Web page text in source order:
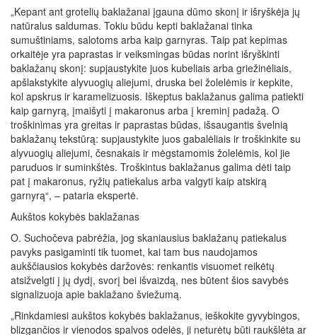
„Kepant ant grotelių baklažanai įgauna dūmo skonį ir išryškėja jų
natūralus saldumas. Tokiu būdu kepti baklažanai tinka
sumuštiniams, salotoms arba kaip garnyras. Taip pat kepimas
orkaitėje yra paprastas ir veiksmingas būdas norint išryškinti
baklažanų skonį: supjaustykite juos kubeliais arba griežinėliais,
apšlakstykite alyvuogių aliejumi, druska bei žolelėmis ir kepkite,
kol apskrus ir karamelizuosis. Iškeptus baklažanus galima patiekti
kaip garnyrą, įmaišyti į makaronus arba į kreminį padažą. O
troškinimas yra greitas ir paprastas būdas, išsaugantis švelnią
baklažanų tekstūrą: supjaustykite juos gabalėliais ir troškinkite su
alyvuogių aliejumi, česnakais ir mėgstamomis žolelėmis, kol jie
paruduos ir suminkštės. Troškintus baklažanus galima dėti taip
pat į makaronus, ryžių patiekalus arba valgyti kaip atskirą
garnyrą“, – pataria ekspertė.
Aukštos kokybės baklažanas
O. Suchočeva pabrėžia, jog skaniausius baklažanų patiekalus
pavyks pasigaminti tik tuomet, kai tam bus naudojamos
aukščiausios kokybės daržovės: renkantis visuomet reikėtų
atsižvelgti į jų dydį, svorį bei išvaizdą, nes būtent šios savybės
signalizuoja apie baklažano šviežumą.
„Rinkdamiesi aukštos kokybės baklažanus, ieškokite gyvybingos,
blizgančios ir vienodos spalvos odelės, ji neturėtų būti raukšlėta ar